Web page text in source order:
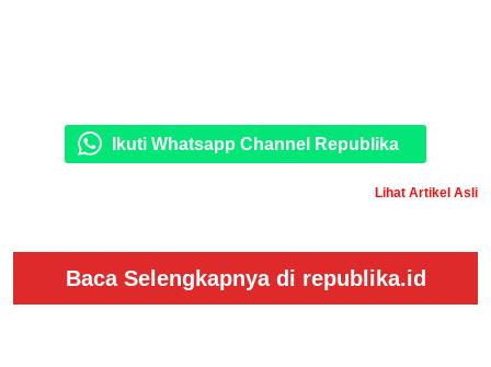
Ikuti Whatsapp Channel Republika
Lihat Artikel Asli
Baca Selengkapnya di republika.id